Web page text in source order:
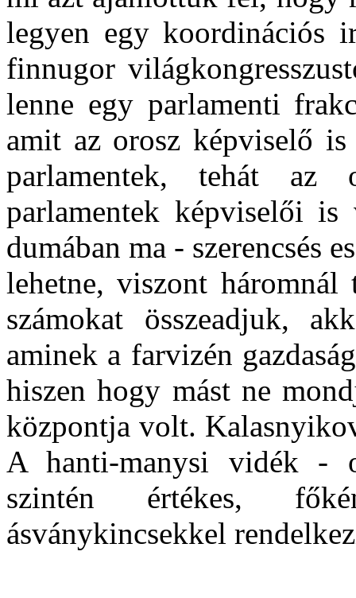
legyen egy koordinációs
finnugor
lenne egy parlamenti
amit az orosz képviselő
parlamentek, tehát
parlamentek képviselői is
dumában ma - szerencsés
lehetne, viszont
számokat összeadjuk,
aminek a farvizén
hiszen hogy mást ne
központja volt.
A hanti-manysi vidék -
szintén értékes,
ásványkincsekkel